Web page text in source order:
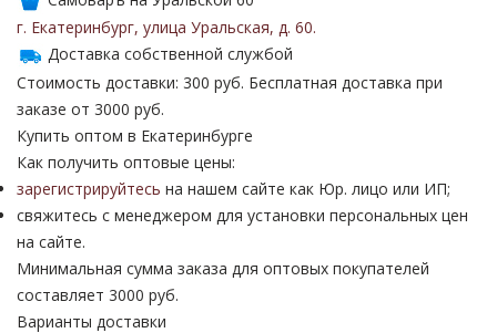
г. Екатеринбург, улица Уральская, д. 60.
Доставка собственной службой
Стоимость доставки: 300 руб. Бесплатная доставка при
заказе от 3000 руб.
Купить оптом в Екатеринбурге
Как получить оптовые цены:
зарегистрируйтесь на нашем сайте как Юр. лицо или ИП;
свяжитесь с менеджером для установки персональных цен
на сайте.
Минимальная сумма заказа для оптовых покупателей
составляет 3000 руб.
Варианты доставки